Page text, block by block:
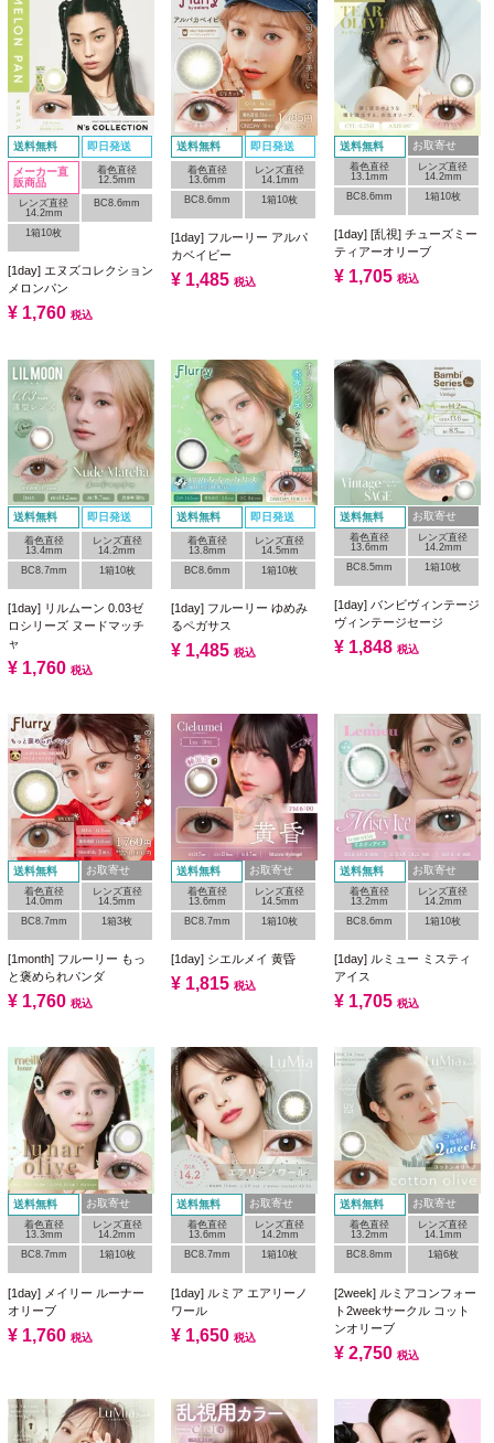
送料無料 即日発送
メーカー直
販商品
着色直径
12.5mm
レンズ直径
14.2mm
BC8.6mm
1箱10枚
[1day] エヌズコレクション
メロンパン
¥ 1,760 税込
送料無料 即日発送
着色直径
13.6mm
レンズ直径
14.1mm
BC8.6mm
1箱10枚
[1day] フルーリー アルパ
カベイビー
¥ 1,485 税込
送料無料 お取寄せ
着色直径
13.1mm
レンズ直径
14.2mm
BC8.6mm
1箱10枚
[1day] [乱視] チューズミー
ティアーオリーブ
¥ 1,705 税込
送料無料 即日発送
着色直径
13.4mm
レンズ直径
14.2mm
BC8.7mm
1箱10枚
[1day] リルムーン 0.03ゼ
ロシリーズ ヌードマッチ
ャ
¥ 1,760 税込
送料無料 即日発送
着色直径
13.8mm
レンズ直径
14.5mm
BC8.6mm
1箱10枚
[1day] フルーリー ゆめみ
るペガサス
¥ 1,485 税込
送料無料 お取寄せ
着色直径
13.6mm
レンズ直径
14.2mm
BC8.5mm
1箱10枚
[1day] バンビヴィンテージ
ヴィンテージセージ
¥ 1,848 税込
送料無料 お取寄せ
着色直径
14.0mm
レンズ直径
14.5mm
BC8.7mm
1箱3枚
[1month] フルーリー もっ
と褒められパンダ
¥ 1,760 税込
送料無料 お取寄せ
着色直径
13.6mm
レンズ直径
14.5mm
BC8.7mm
1箱10枚
[1day] シエルメイ 黄昏
¥ 1,815 税込
送料無料 お取寄せ
着色直径
13.2mm
レンズ直径
14.2mm
BC8.6mm
1箱10枚
[1day] ルミュー ミスティ
アイス
¥ 1,705 税込
送料無料 お取寄せ
着色直径
13.3mm
レンズ直径
14.2mm
BC8.7mm
1箱10枚
[1day] メイリー ルーナー
オリーブ
¥ 1,760 税込
送料無料 お取寄せ
着色直径
13.6mm
レンズ直径
14.2mm
BC8.7mm
1箱10枚
[1day] ルミア エアリーノ
ワール
¥ 1,650 税込
送料無料 お取寄せ
着色直径
13.2mm
レンズ直径
14.1mm
BC8.8mm
1箱6枚
[2week] ルミアコンフォー
ト2weekサークル コット
ンオリーブ
¥ 2,750 税込